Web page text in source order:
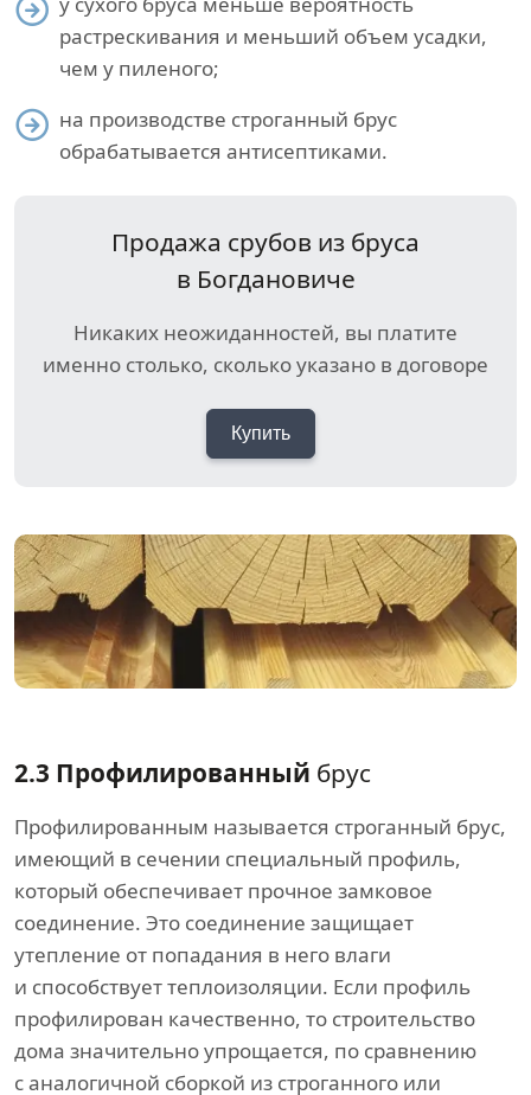
растрескивания и меньший объем усадки,
чем у пиленого;
на производстве строганный брус
обрабатывается антисептиками.
Продажа срубов из бруса
в Богдановиче
Никаких неожиданностей, вы платите
именно столько, сколько указано в договоре
Купить
2.3 Профилированный брус
Профилированным называется строганный брус,
имеющий в сечении специальный профиль,
который обеспечивает прочное замковое
соединение. Это соединение защищает
утепление от попадания в него влаги
и способствует теплоизоляции. Если профиль
профилирован качественно, то строительство
дома значительно упрощается, по сравнению
с аналогичной сборкой из строганного или